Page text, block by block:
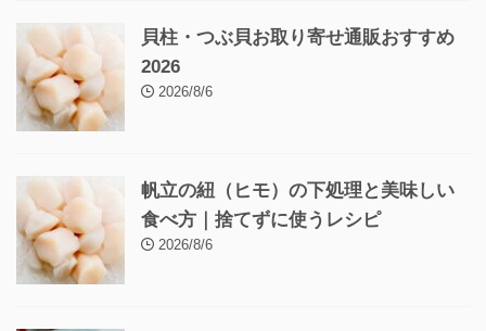
貝柱・つぶ貝お取り寄せ通販おすすめ
2026
2026/8/6
帆立の紐（ヒモ）の下処理と美味しい
食べ方｜捨てずに使うレシピ
2026/8/6